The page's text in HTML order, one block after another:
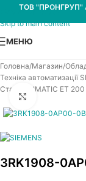
Skip to navigation
Skip to main content
ТОВ "ПРОНГРУП"
МЕНЮ
Головна Магазин
Техніка автоматизації
Станції SIMATIC ET
3RK1908-